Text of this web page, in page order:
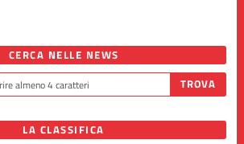
CERCA NELLE NEWS
LA CLASSIFICA